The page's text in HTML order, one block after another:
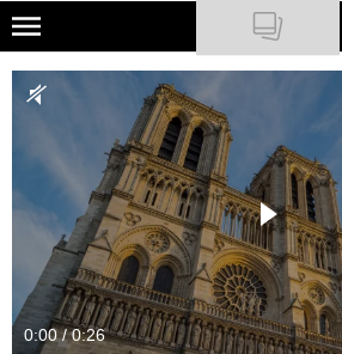
Skip
main
NATIONAL GEOGRAPHIC
PODCASTY
Sklep
Newsletter
Cuda Polski
0:00 / 0:26